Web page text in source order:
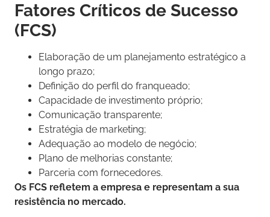
Fatores Críticos de Sucesso
(FCS)
Elaboração de um planejamento estratégico a
longo prazo;
Definição do perfil do franqueado;
Capacidade de investimento próprio;
Comunicação transparente;
Estratégia de marketing;
Adequação ao modelo de negócio;
Plano de melhorias constante;
Parceria com fornecedores.
Os FCS refletem a empresa e representam a sua
resistência no mercado.